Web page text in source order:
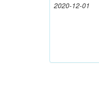
2020-12-01